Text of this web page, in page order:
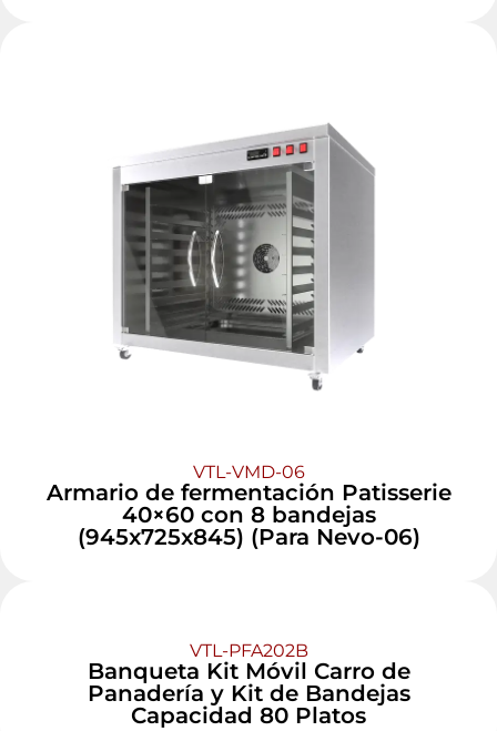
VTL-VMD-06
Armario de fermentación Patisserie
40×60 con 8 bandejas
(945x725x845) (Para Nevo-06)
VTL-PFA202B
Banqueta Kit Móvil Carro de
Panadería y Kit de Bandejas
Capacidad 80 Platos